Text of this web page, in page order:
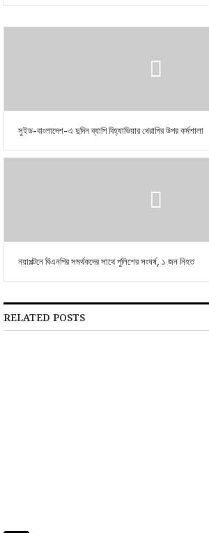
সুইড-বাংলাদেশ-এ দুদিন ব্যাপি বিহ্যাভিয়ার থেরাপির উপর কর্মশালা
নয়াপল্টনে বিএনপির সমর্থকদের সাথে পুলিশের সংঘর্ষ, ১ জন নিহত
RELATED POSTS